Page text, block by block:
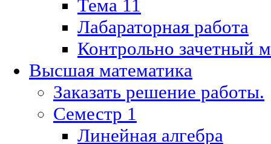
Тема 11
Лабараторная работа
Контрольно зачетный
Высшая математика
Заказать решение работы.
Семестр 1
Линейная алгебра